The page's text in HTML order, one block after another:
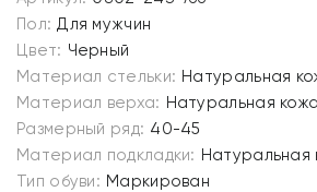
Пол: Для мужчин
Цвет: Черный
Материал стельки: Натуральная
Материал верха: Натуральная кожа
Размерный ряд: 40-45
Материал подкладки: Натуральная
Тип обуви: Маркирован